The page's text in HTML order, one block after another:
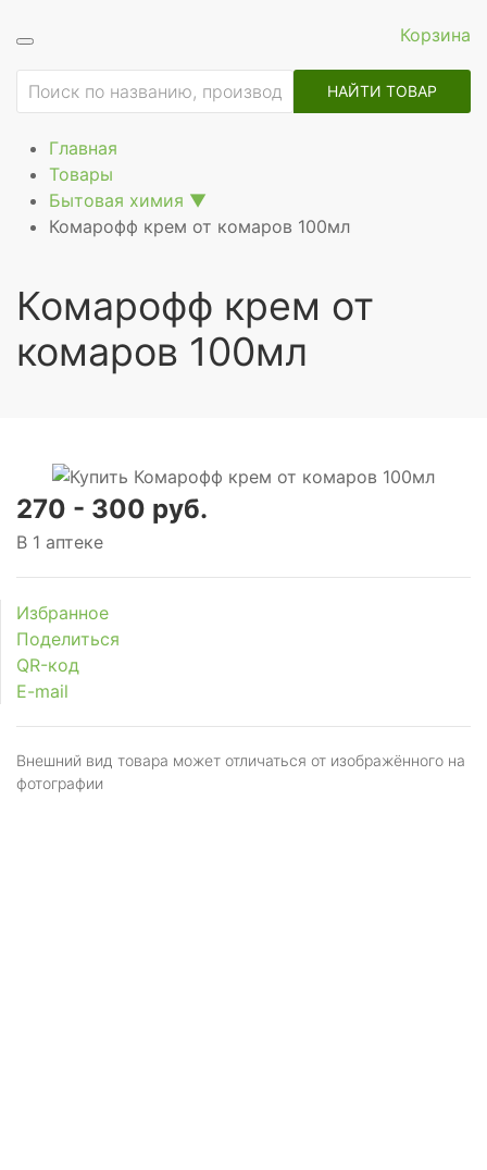
Корзина
НАЙТИ ТОВАР
Главная
Товары
Бытовая химия ▼
Комарофф крем от комаров 100мл
Комарофф крем от
комаров 100мл
270 - 300 руб.
В 1 аптеке
Избранное
Поделиться
QR-код
E-mail
Внешний вид товара может отличаться от изображённого на
фотографии